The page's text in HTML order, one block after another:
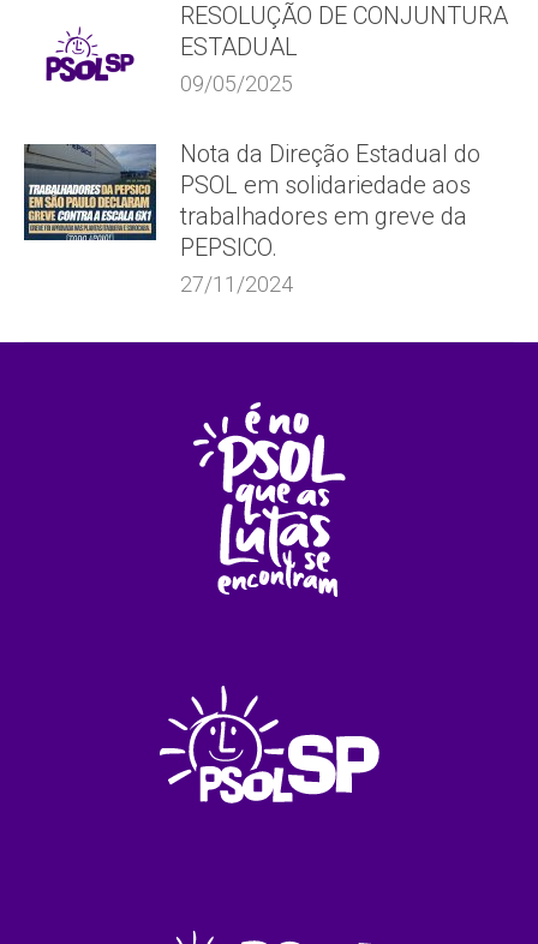
RESOLUÇÃO DE CONJUNTURA
ESTADUAL
09/05/2025
Nota da Direção Estadual do
PSOL em solidariedade aos
trabalhadores em greve da
PEPSICO.
27/11/2024